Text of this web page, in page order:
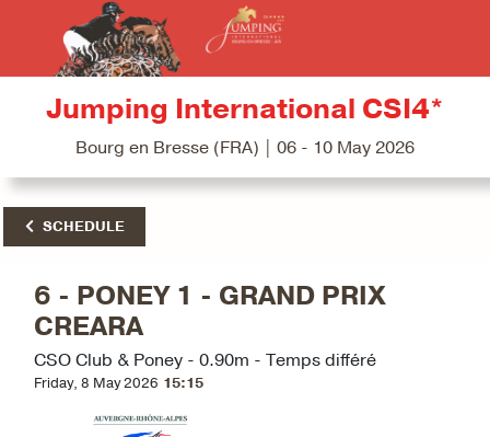
Jumping International CSI4*
Bourg en Bresse (FRA) | 06 - 10 May 2026
SCHEDULE
6 - PONEY 1 - GRAND PRIX
CREARA
CSO Club & Poney - 0.90m - Temps différé
Friday, 8 May 2026 15:15